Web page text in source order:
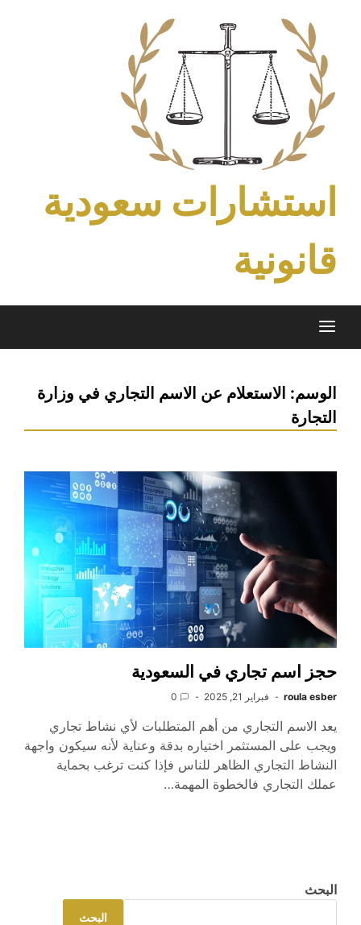
content
استشارات سعودية
قانونية
الوسم: الاستعلام عن الاسم التجاري في وزارة
التجارة
حجز اسم تجاري في السعودية
roula esber فبراير 21, 2025 0
يعد الاسم التجاري من أهم المتطلبات لأي نشاط تجاري
ويجب على المستثمر اختياره بدقة وعناية لأنه سيكون واجهة
النشاط التجاري الظاهر للناس فإذا كنت ترغب بحماية
عملك التجاري فالخطوة المهمة…
البحث
البحث